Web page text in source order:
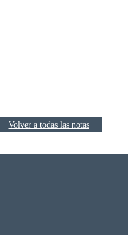
Volver a todas las notas